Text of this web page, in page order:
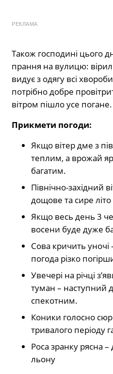
РЕКЛАМА
Також господині цього
прання на вулицю:
видує з одягу всі
потрібно добре
вітром пішло усе погане.
Прикмети погоди:
Якщо вітер дме з
теплим, а врожай
багатим.
Північно-західний
дощове та сире
Якщо весь день 3
восени буде дуже
Сова кричить
погода різко
Увечері на річці
туман – наступний
спекотним.
Коники голосно
тривалого періоду
Роса зранку рясна
льону